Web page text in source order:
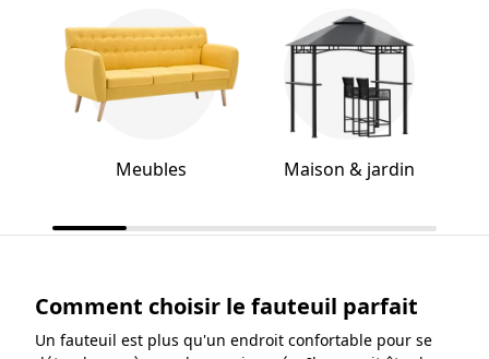
Meubles Maison & jardin
Comment choisir le fauteuil parfait
Un fauteuil est plus qu'un endroit confortable pour se